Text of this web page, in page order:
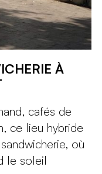
À
cafés de
ce lieu hybride
où
le soleil